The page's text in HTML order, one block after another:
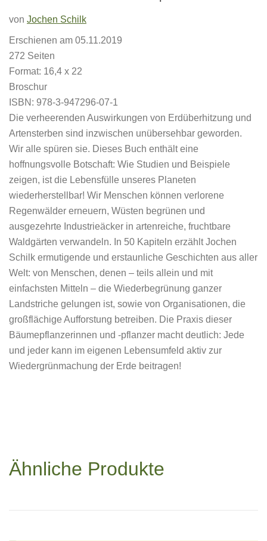
von Jochen Schilk
Erschienen am 05.11.2019
272 Seiten
Format: 16,4 x 22
Broschur
ISBN: 978-3-947296-07-1
Die verheerenden Auswirkungen von Erdüberhitzung und
Artensterben sind inzwischen unübersehbar geworden.
Wir alle spüren sie. Dieses Buch enthält eine
hoffnungsvolle Botschaft: Wie Studien und Beispiele
zeigen, ist die Lebensfülle unseres Planeten
wiederherstellbar! Wir Menschen können verlorene
Regenwälder erneuern, Wüsten begrünen und
ausgezehrte Industrieäcker in artenreiche, fruchtbare
Waldgärten verwandeln. In 50 Kapiteln erzählt Jochen
Schilk ermutigende und erstaunliche Geschichten aus aller
Welt: von Menschen, denen – teils allein und mit
einfachsten Mitteln – die Wiederbegrünung ganzer
Landstriche gelungen ist, sowie von Organisa­­ti­onen, die
großflächige Aufforstung betreiben. Die Praxis dieser
Bäumepflanzerinnen und -pflanzer macht deutlich: Jede
und jeder kann im eigenen Lebensumfeld aktiv zur
Wiedergrünmachung der Erde beitragen!
Ähnliche Produkte